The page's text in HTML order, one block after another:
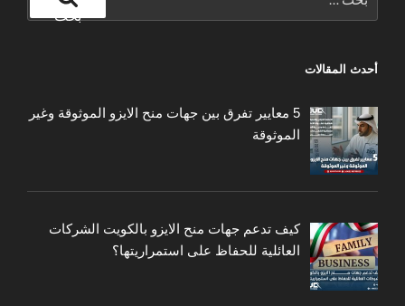
عن:
بحث
أحدث المقالات
5 معايير تفرق بين جهات منح الايزو الموثوقة وغير
الموثوقة
كيف تدعم جهات منح الايزو بالكويت الشركات
العائلية للحفاظ على استمراريتها؟